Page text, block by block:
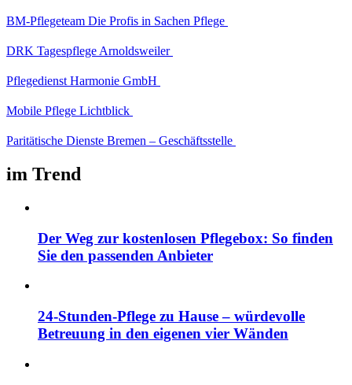
BM-Pflegeteam Die Profis in Sachen Pflege
DRK Tagespflege Arnoldsweiler
Pflegedienst Harmonie GmbH
Mobile Pflege Lichtblick
Paritätische Dienste Bremen – Geschäftsstelle
im Trend
Der Weg zur kostenlosen Pflegebox: So finden
Sie den passenden Anbieter
24-Stunden-Pflege zu Hause – würdevolle
Betreuung in den eigenen vier Wänden